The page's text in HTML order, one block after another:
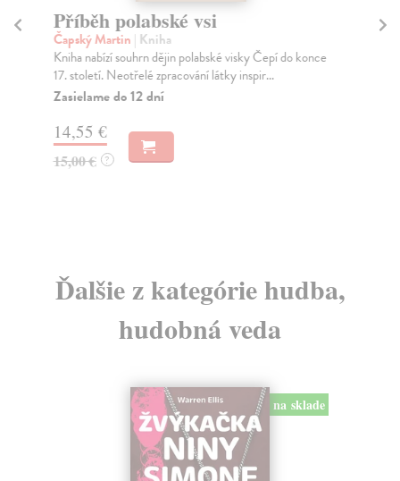
Příběh polabské vsi
Čapský Martin | Kniha
Kniha nabízí souhrn dějin polabské visky Čepí do konce
17. století. Neotřelé zpracování látky inspir...
Zasielame do 12 dní
14,55 €
15,00 € ?
Ďalšie z kategórie hudba,
hudobná veda
na sklade